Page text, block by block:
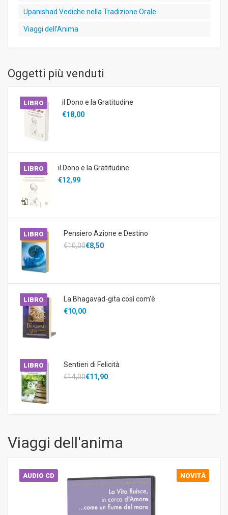
Upanishad Vediche nella Tradizione Orale
Viaggi dell’Anima
Oggetti più venduti
LIBRO
il Dono e la Gratitudine
€18,00
LIBRO
il Dono e la Gratitudine
€12,99
LIBRO
Pensiero Azione e Destino
€10,00€8,50
LIBRO
La Bhagavad-gita così com'è
€10,00
LIBRO
Sentieri di Felicità
€14,00€11,90
Viaggi dell'anima
AUDIO CD NOVITÀ